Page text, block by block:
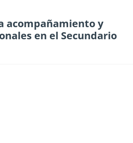
acompañamiento y
en el Secundario